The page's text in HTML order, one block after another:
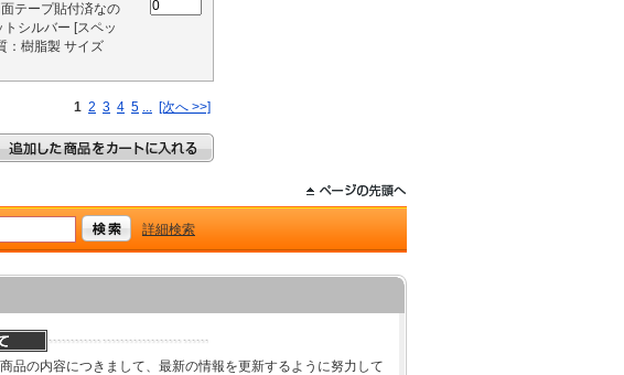
テープ貼付済なの
シルバー [スペッ
：樹脂製 サイズ
1 2 3 4 5 ... [次へ >>]
詳細検索
品の内容につきまして、最新の情報を更新するように努力して